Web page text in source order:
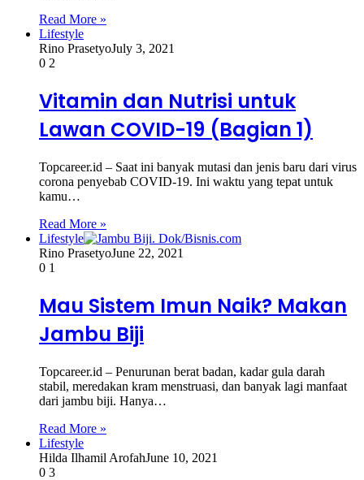
Read More »
Lifestyle
Rino PrasetyoJuly 3, 2021
0 2
Vitamin dan Nutrisi untuk
Lawan COVID-19 (Bagian 1)
Topcareer.id – Saat ini banyak mutasi dan jenis baru dari virus
corona penyebab COVID-19. Ini waktu yang tepat untuk
kamu…
Read More »
Lifestyle
Rino PrasetyoJune 22, 2021
0 1
Mau Sistem Imun Naik? Makan
Jambu Biji
Topcareer.id – Penurunan berat badan, kadar gula darah
stabil, meredakan kram menstruasi, dan banyak lagi manfaat
dari jambu biji. Hanya…
Read More »
Lifestyle
Hilda Ilhamil ArofahJune 10, 2021
0 3